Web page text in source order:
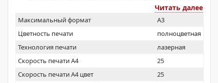
• Обслуживание с функциями удаленного
управления
Читать далее
Максимальный формат
A3
Цветность печати
полноцветная
Технология печати
лазерная
Скорость печати А4
25
Скорость печати А4 цвет
25